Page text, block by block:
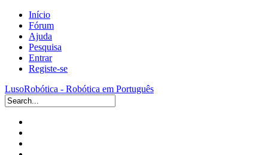
Início
Fórum
Ajuda
Pesquisa
Entrar
Registe-se
LusoRobótica - Robótica em Português